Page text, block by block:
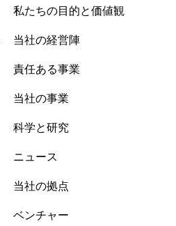
私たちの目的と価値観
当社の経営陣
責任ある事業
当社の事業
科学と研究
ニュース
当社の拠点
ベンチャー